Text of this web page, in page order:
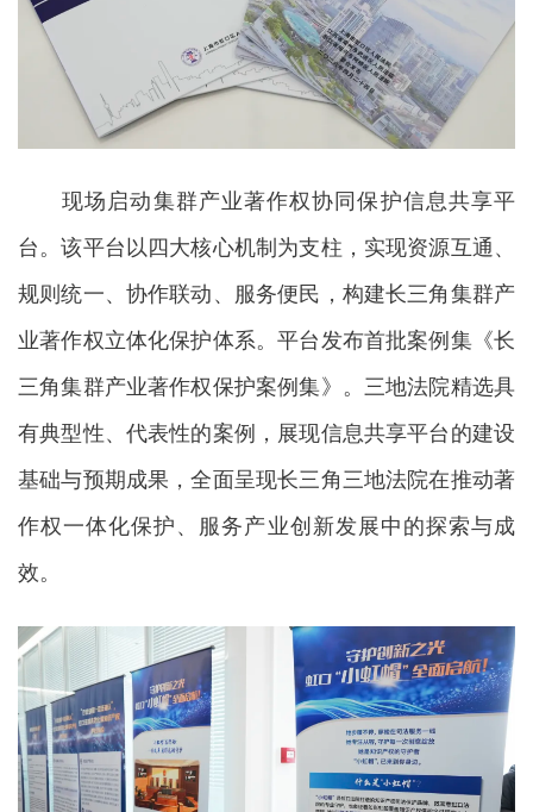
现场启动集群产业著作权协同保护信息共享平
台。该平台以四大核心机制为支柱，实现资源互通、
规则统一、协作联动、服务便民，构建长三角集群产
业著作权立体化保护体系。平台发布首批案例集《长
三角集群产业著作权保护案例集》。三地法院精选具
有典型性、代表性的案例，展现信息共享平台的建设
基础与预期成果，全面呈现长三角三地法院在推动著
作权一体化保护、服务产业创新发展中的探索与成
效。